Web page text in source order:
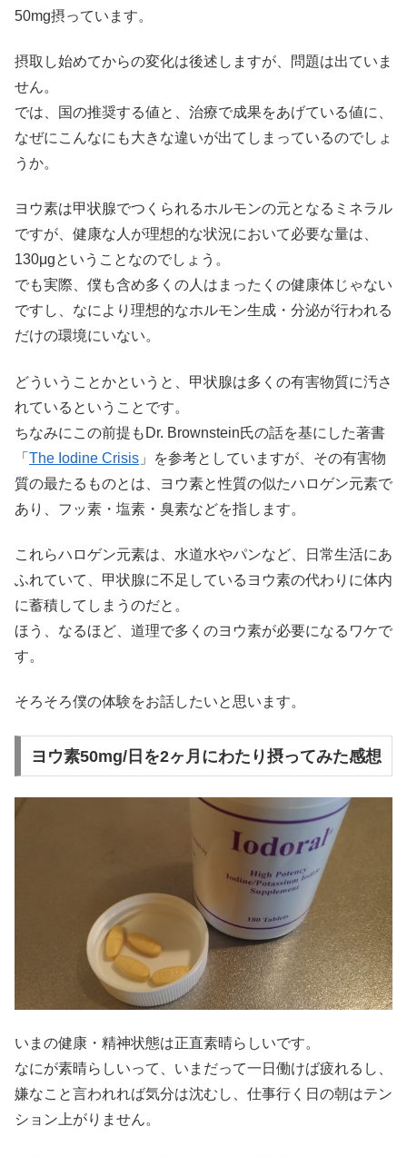
50mg摂っています。
摂取し始めてからの変化は後述しますが、問題は出ていま
せん。
では、国の推奨する値と、治療で成果をあげている値に、
なぜにこんなにも大きな違いが出てしまっているのでしょ
うか。
ヨウ素は甲状腺でつくられるホルモンの元となるミネラル
ですが、健康な人が理想的な状況において必要な量は、
130μgということなのでしょう。
でも実際、僕も含め多くの人はまったくの健康体じゃない
ですし、なにより理想的なホルモン生成・分泌が行われる
だけの環境にいない。
どういうことかというと、甲状腺は多くの有害物質に汚さ
れているということです。
ちなみにこの前提もDr. Brownstein氏の話を基にした著書
「 The Iodine Crisis 」を参考としていますが、その有害物
質の最たるものとは、ヨウ素と性質の似たハロゲン元素で
あり、フッ素・塩素・臭素などを指します。
これらハロゲン元素は、水道水やパンなど、日常生活にあ
ふれていて、甲状腺に不足しているヨウ素の代わりに体内
に蓄積してしまうのだと。
ほう、なるほど、道理で多くのヨウ素が必要になるワケで
す。
そろそろ僕の体験をお話したいと思います。
ヨウ素50mg/日を2ヶ月にわたり摂ってみた感想
いまの健康・精神状態は正直素晴らしいです。
なにが素晴らしいって、いまだって一日働けば疲れるし、
嫌なこと言われれば気分は沈むし、仕事行く日の朝はテン
ション上がりません。